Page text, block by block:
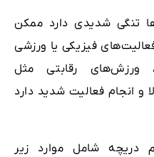
تنگی شدیدی دارد ممکن
فیزیکی یا ورزشی
ورزش‌های رقابتی مثل
و انجام فعالیت شدید دارد
دریچه شامل موارد زیر